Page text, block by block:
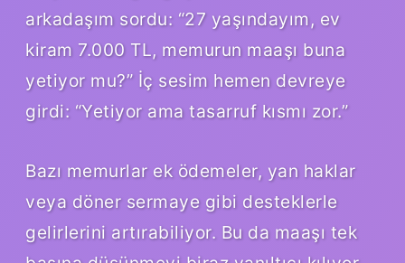
arkadaşım sordu: “27 yaşındayım, ev
kiram 7.000 TL, memurun maaşı buna
yetiyor mu?” İç sesim hemen devreye
girdi: “Yetiyor ama tasarruf kısmı zor.”
Bazı memurlar ek ödemeler, yan haklar
veya döner sermaye gibi desteklerle
gelirlerini artırabiliyor. Bu da maaşı tek